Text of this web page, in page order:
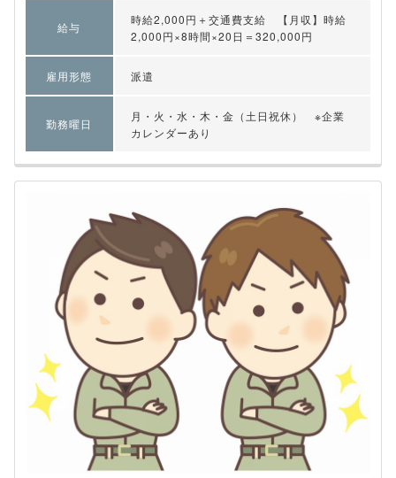
給与
時給2,000円＋交通費支給 【月収】時給
2,000円×8時間×20日＝320,000円
雇用形態 派遣
勤務曜日
月・火・水・木・金（土日祝休） ※企業
カレンダーあり